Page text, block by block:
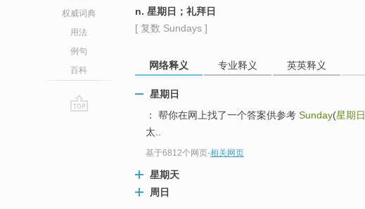
权威词典
用法
例句
百科
n. 星期日；礼拜日
[ 复数 Sundays ]
网络释义 专业释义 英英释义
星期日
： 帮你在网上找了一个答案供参考 Sunday(星期日
太..
基于6812个网页-相关网页
星期天
周日